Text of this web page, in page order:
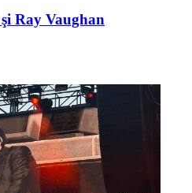
Ray Vaughan